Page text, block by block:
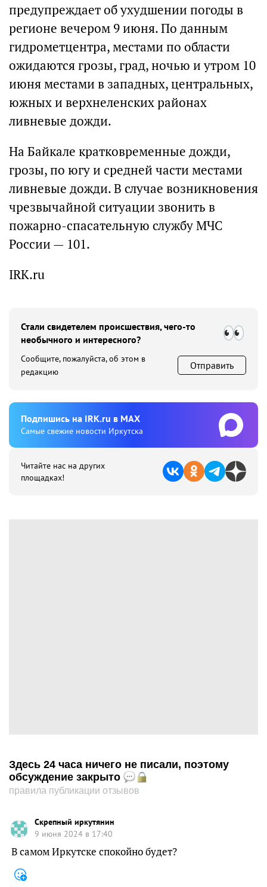
предупреждает об ухудшении погоды в
регионе вечером 9 июня. По данным
гидрометцентра, местами по области
ожидаются грозы, град, ночью и утром 10
июня местами в западных, центральных,
южных и верхнеленских районах
ливневые дожди.
На Байкале кратковременные дожди,
грозы, по югу и средней части местами
ливневые дожди. В случае возникновения
чрезвычайной ситуации звонить в
пожарно-спасательную службу МЧС
России — 101.
IRK.ru
Стали свидетелем происшествия, чего-то
необычного и интересного?
Сообщите, пожалуйста, об этом в
редакцию
Отправить
Подпишиcь на IRK.ru в MAX
Cамые свежие новости Иркутска
Читайте нас на других
площадках!
Здесь 24 часа ничего не писали, поэтому
обсуждение закрыто
правила публикации отзывов
Скрепный иркутянин
9 июня 2024 в 17:40
В самом Иркутске спокойно будет?